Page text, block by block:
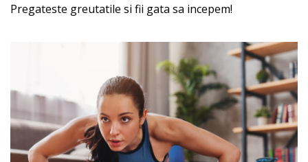
Pregateste greutatile si fii gata sa incepem!